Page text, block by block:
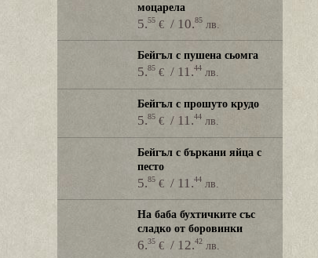
моцарела
5.55 €/ 10.85 лв.
Бейгъл с пушена сьомга
5.85 €/ 11.44 лв.
Бейгъл с прошуто крудо
5.85 €/ 11.44 лв.
Бейгъл с бъркани яйца с
песто
5.85 €/ 11.44 лв.
На баба бухтичките със
сладко от боровинки
6.35 €/ 12.42 лв.